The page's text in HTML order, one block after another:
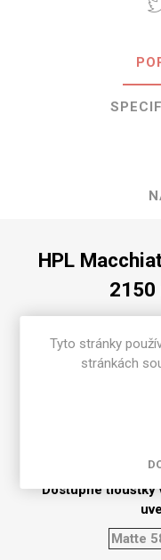
HPL
2150
Matte
HPL
Dostupné tloušťky
Matte
Tyto stránky
stránkách